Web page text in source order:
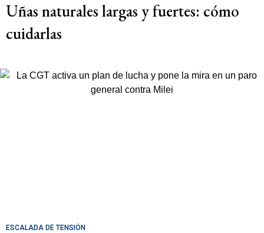
Uñas naturales largas y fuertes: cómo
cuidarlas
ESCALADA DE TENSIÓN